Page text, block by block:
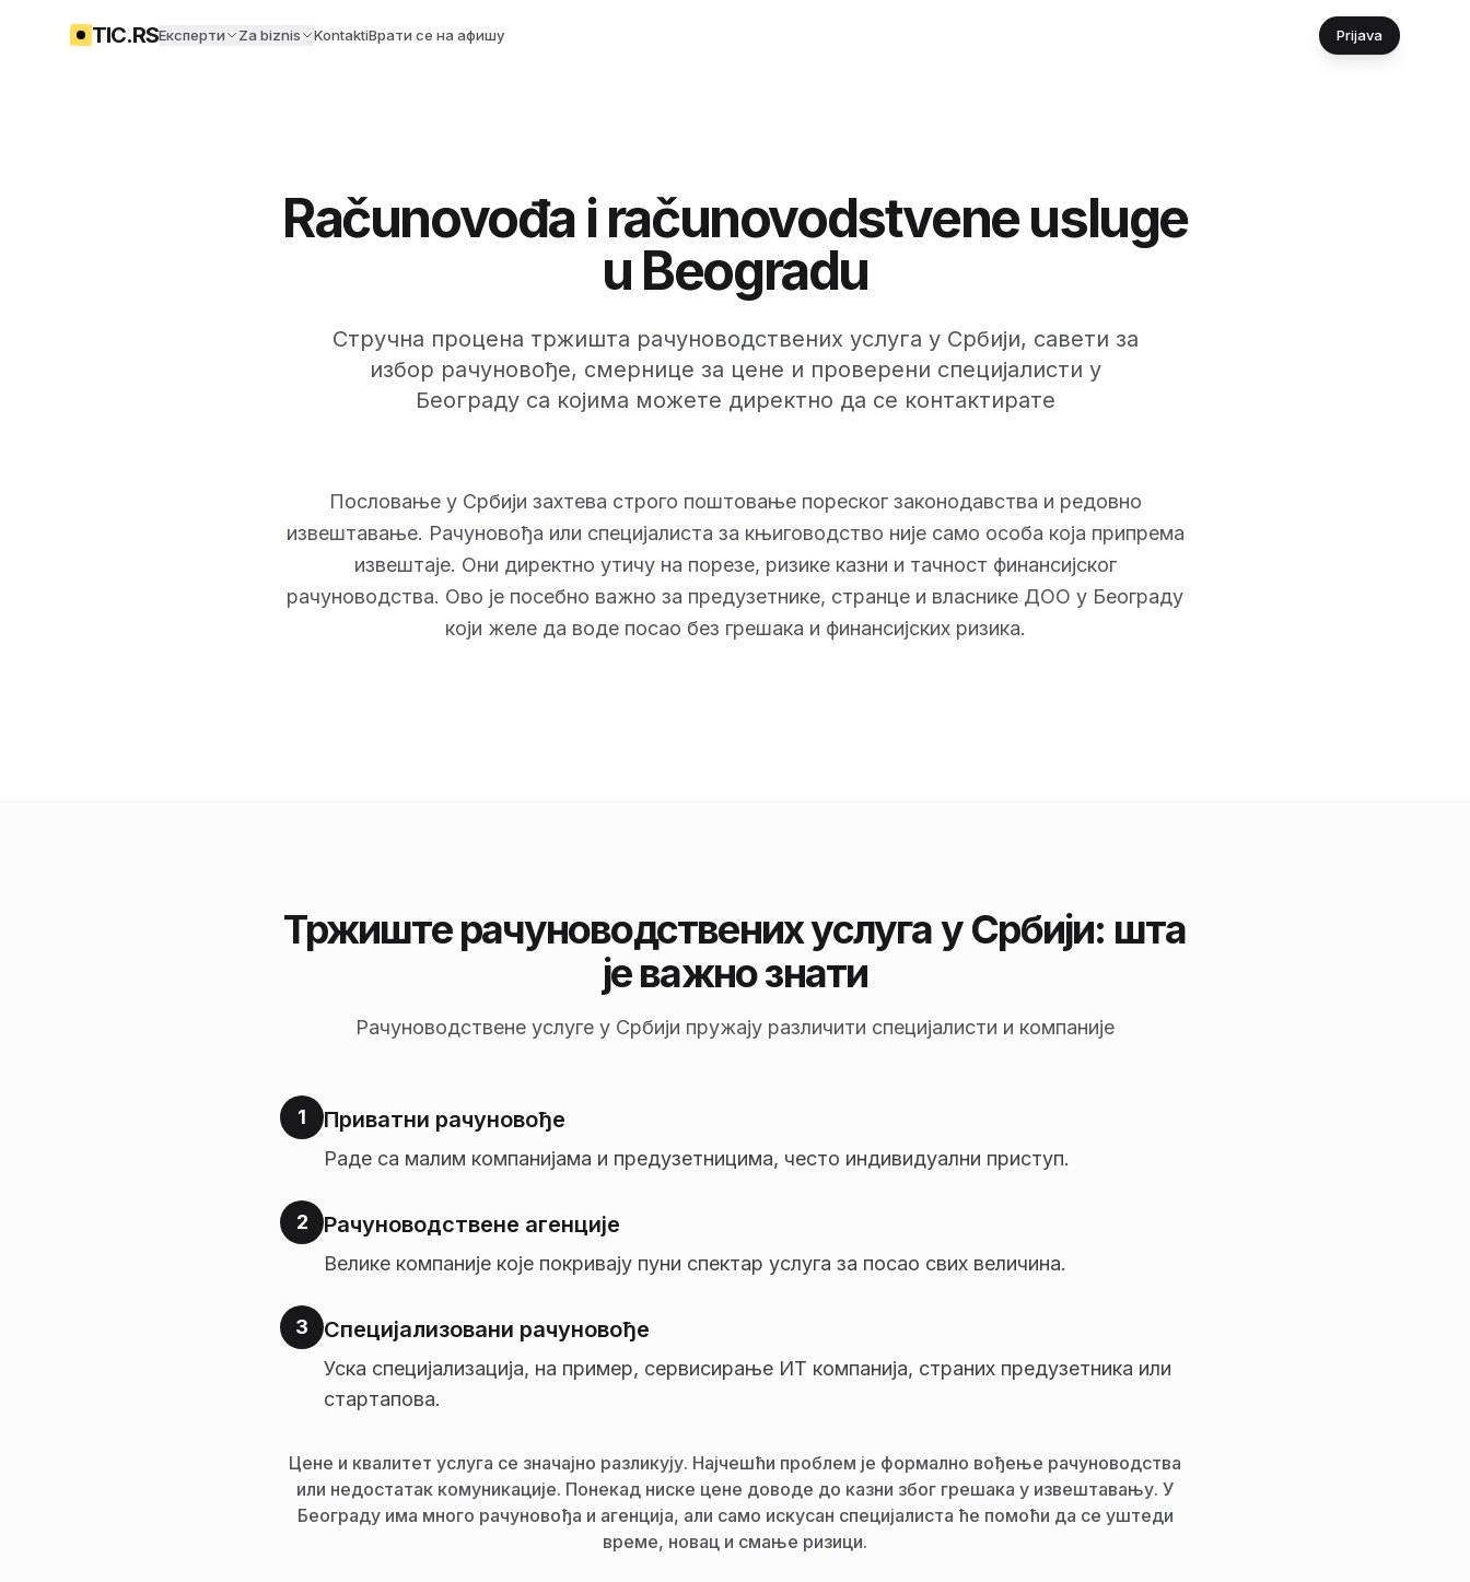
TIC.RSЕксперти Za biznis KontaktiВрати се на афишу Prijava
Računovođa i računovodstvene usluge
u Beogradu
Стручна процена тржишта рачуноводствених услуга у Србији, савети за
избор рачуновође, смернице за цене и проверени специјалисти у
Београду са којима можете директно да се контактирате
Пословање у Србији захтева строго поштовање пореског законодавства и редовно
извештавање. Рачуновођа или специјалиста за књиговодство није само особа која припрема
извештаје. Они директно утичу на порезе, ризике казни и тачност финансијског
рачуноводства. Ово је посебно важно за предузетнике, странце и власнике ДОО у Београду
који желе да воде посао без грешака и финансијских ризика.
Тржиште рачуноводствених услуга у Србији: шта
је важно знати
Рачуноводствене услуге у Србији пружају различити специјалисти и компаније
1 Приватни рачуновође
Раде са малим компанијама и предузетницима, често индивидуални приступ.
2 Рачуноводствене агенције
Велике компаније које покривају пуни спектар услуга за посао свих величина.
3 Специјализовани рачуновође
Уска специјализација, на пример, сервисирање ИТ компанија, страних предузетника или
стартапова.
Цене и квалитет услуга се значајно разликују. Најчешћи проблем је формално вођење рачуноводства
или недостатак комуникације. Понекад ниске цене доводе до казни због грешака у извештавању. У
Београду има много рачуновођа и агенција, али само искусан специјалиста ће помоћи да се уштеди
време, новац и смање ризици.